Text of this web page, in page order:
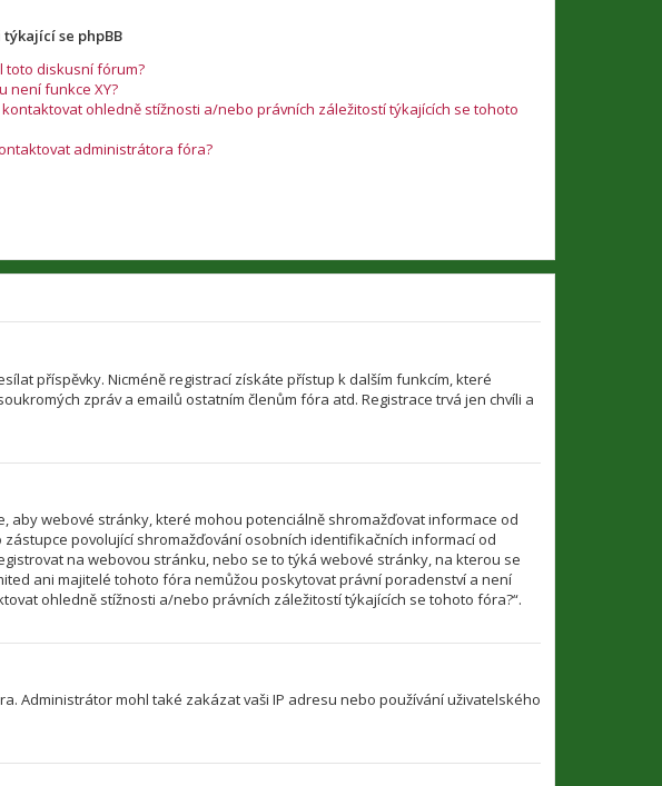
se phpBB
toto diskusní fórum?
není funkce XY?
ohledně stížnosti a/nebo právních záležitostí týkajících se tohoto
administrátora fóra?
příspěvky. Nicméně registrací získáte přístup k dalším funkcím, které
zpráv a emailů ostatním členům fóra atd. Registrace trvá jen chvíli a
aby webové stránky, které mohou potenciálně shromažďovat informace od
povolující shromažďování osobních identifikačních informací od
na webovou stránku, nebo se to týká webové stránky, na kterou se
ani majitelé tohoto fóra nemůžou poskytovat právní poradenství a není
ohledně stížnosti a/nebo právních záležitostí týkajících se tohoto fóra?“.
Administrátor mohl také zakázat vaši IP adresu nebo používání uživatelského